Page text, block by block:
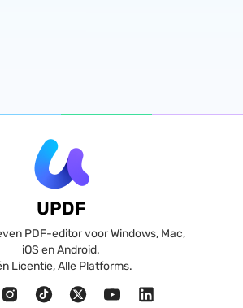
UPDF
PDF-editor voor Windows, Mac,
iOS en Android.
Licentie, Alle Platforms.